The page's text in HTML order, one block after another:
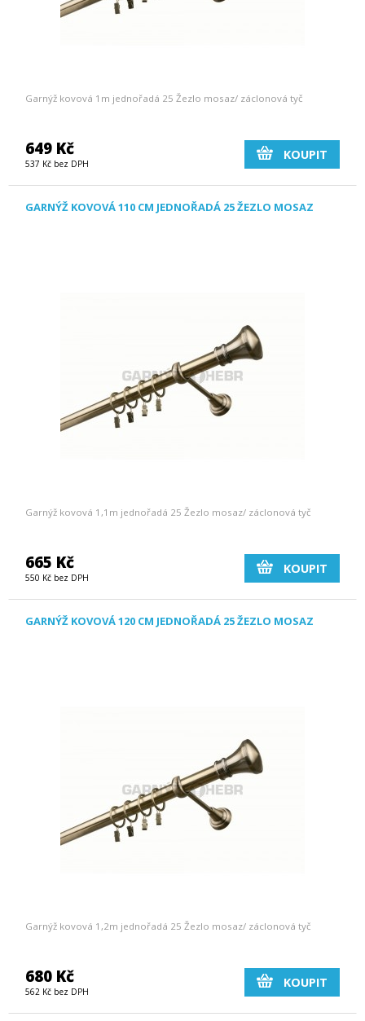
Garnýž kovová 1m jednořadá 25 Žezlo mosaz/ záclonová tyč
649 Kč
537 Kč bez DPH
KOUPIT
GARNÝŽ KOVOVÁ 110 CM JEDNOŘADÁ 25 ŽEZLO MOSAZ
Garnýž kovová 1,1m jednořadá 25 Žezlo mosaz/ záclonová tyč
665 Kč
550 Kč bez DPH
KOUPIT
GARNÝŽ KOVOVÁ 120 CM JEDNOŘADÁ 25 ŽEZLO MOSAZ
Garnýž kovová 1,2m jednořadá 25 Žezlo mosaz/ záclonová tyč
680 Kč
562 Kč bez DPH
KOUPIT